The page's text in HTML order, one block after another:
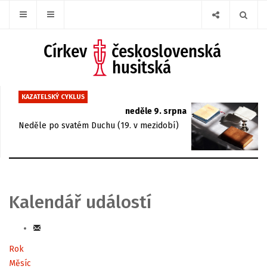
KAZATELSKÝ CYKLUS
neděle 9. srpna
Neděle po svatém Duchu (19. v mezidobí)
Kalendář událostí
Rok
Měsíc